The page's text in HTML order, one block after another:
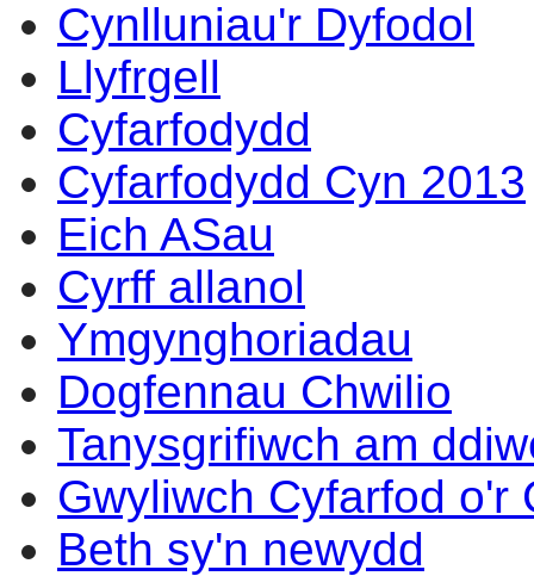
Cynlluniau'r Dyfodol
Llyfrgell
Cyfarfodydd
Cyfarfodydd Cyn 2013
Eich ASau
Cyrff allanol
Ymgynghoriadau
Dogfennau Chwilio
Tanysgrifiwch am
Gwyliwch Cyfarfod o'r
Beth sy'n newydd